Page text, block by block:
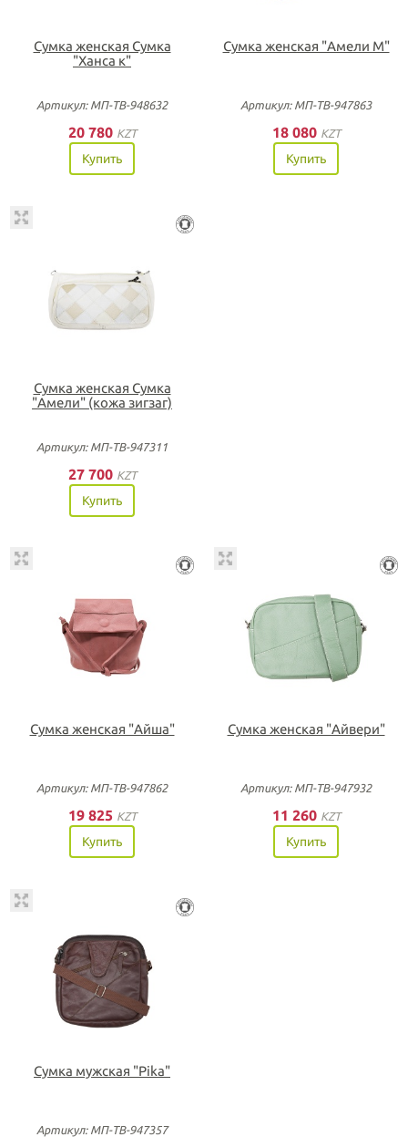
Сумка женская Сумка
"Ханса к"
Артикул: МП-ТВ-948632
20 780 KZT
Купить
Сумка женская "Амели М"
Артикул: МП-ТВ-947863
18 080 KZT
Купить
Сумка женская Сумка
"Амели" (кожа зигзаг)
Артикул: МП-ТВ-947311
27 700 KZT
Купить
Сумка женская "Айша"
Артикул: МП-ТВ-947862
19 825 KZT
Купить
Сумка женская "Айвери"
Артикул: МП-ТВ-947932
11 260 KZT
Купить
Сумка мужская "Pika"
Артикул: МП-ТВ-947357